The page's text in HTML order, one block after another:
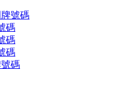
號碼
碼
碼
碼
碼